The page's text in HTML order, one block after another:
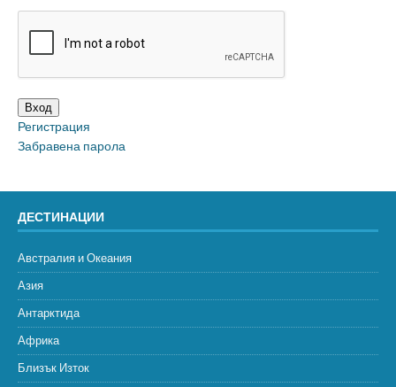
Вход
Регистрация
Забравена парола
ДЕСТИНАЦИИ
Австралия и Океания
Азия
Антарктида
Африка
Близък Изток